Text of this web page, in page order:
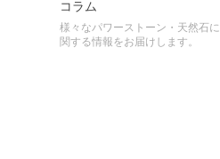
コラム
様々なパワーストーン・天然石に
関する情報をお届けします。